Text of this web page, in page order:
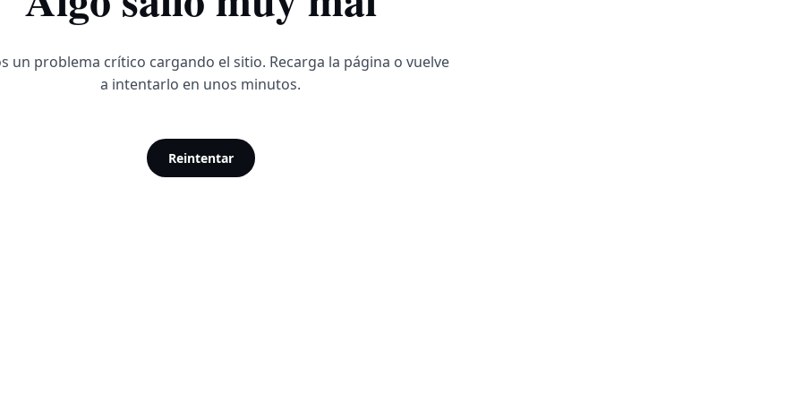
un problema crítico cargando el sitio. Recarga la página o vuelve
a intentarlo en unos minutos.
Reintentar